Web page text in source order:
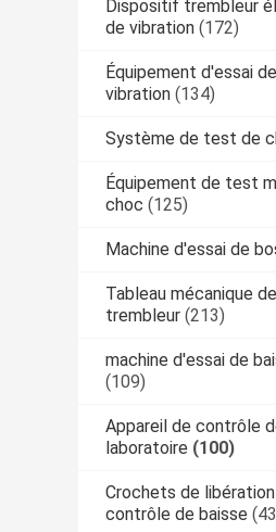
Dispositif trembleur
de vibration (172)
Équipement d'essai
vibration (134)
Système de test de
Équipement de test
choc (125)
Machine d'essai de
Tableau mécanique
trembleur (213)
machine d'essai de
(109)
Appareil de contrôle
laboratoire (100)
Crochets de
contrôle de baisse